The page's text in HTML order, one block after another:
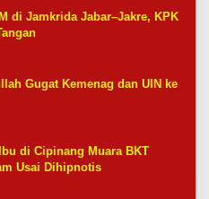
di Jamkrida Jabar–Jakre, KPK
Gugat Kemenag dan UIN ke
di Cipinang Muara BKT
Usai Dihipnotis